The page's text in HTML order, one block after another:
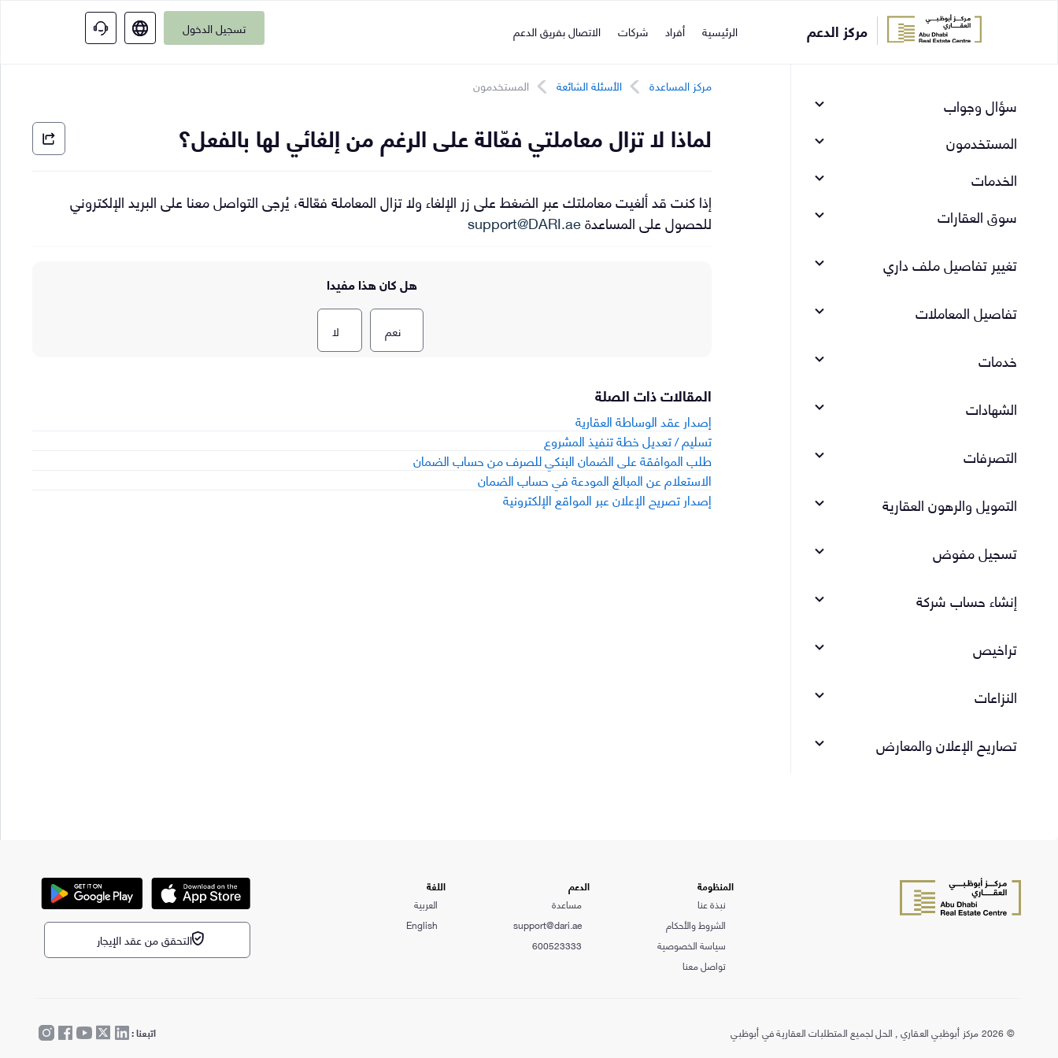
مركز الدعم الرئيسية أفراد شركات الاتصال بفريق الدعم تسجيل الدخول
مركز المساعدة الأسئلة الشائعة المستخدمون
لماذا لا تزال معاملتي فعّالة على الرغم من إلغائي لها بالفعل؟
إذا كنت قد ألغيت معاملتك عبر الضغط على زر الإلغاء ولا تزال المعاملة فعّالة، يُرجى التواصل معنا على البريد الإلكتروني
support@DARI.aeللحصول على المساعدة
هل كان هذا مفيدا
نعم لا
المقالات ذات الصلة
إصدار عقد الوساطة العقارية
تسليم / تعديل خطة تنفيذ المشروع
طلب الموافقة على الضمان البنكي للصرف من حساب الضمان
الاستعلام عن المبالغ المودعة في حساب الضمان
إصدار تصريح الإعلان عبر المواقع الإلكترونية
سؤال وجواب
المستخدمون
الخدمات
سوق العقارات
تغيير تفاصيل ملف داري
تفاصيل المعاملات
خدمات
الشهادات
التصرفات
التمويل والرهون العقارية
تسجيل مفوض
إنشاء حساب شركة
تراخيص
النزاعات
تصاريح الإعلان والمعارض
المنظومة
نبذة عنا
الشروط والأحكام
سياسة الخصوصية
تواصل معنا
الدعم
مساعدة
support@dari.ae
600523333
اللغة
العربية
English
التحقق من عقد الإيجار
©2026 مركز أبوظبي العقاري , الحل لجميع المتطلبات العقارية في أبوظبي اتبعنا :